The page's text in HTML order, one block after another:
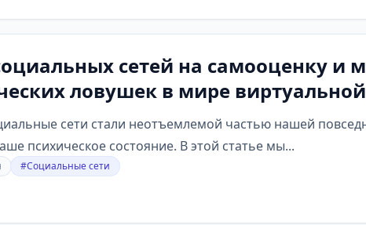
сетей на самооценку и
ловушек в мире
сети стали неотъемлемой частью нашей
психическое состояние. В этой статье мы...
#Социальные сети